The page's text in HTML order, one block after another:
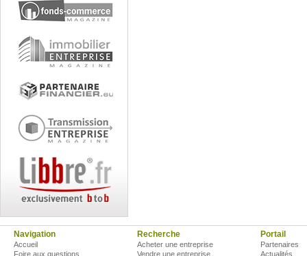
Navigation
Accueil
Foire aux questions
Recherche
Acheter une entreprise
Vendre une entreprise
Portail
Partenaires
Actualités